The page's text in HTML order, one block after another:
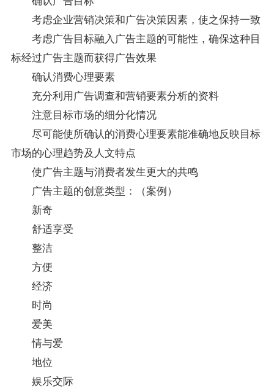
考虑企业营销决策和广告决策因素，使之保持一致
考虑广告目标融入广告主题的可能性，确保这种目
标经过广告主题而获得广告效果
确认消费心理要素
充分利用广告调查和营销要素分析的资料
注意目标市场的细分化情况
尽可能使所确认的消费心理要素能准确地反映目标
市场的心理趋势及人文特点
使广告主题与消费者发生更大的共鸣
广告主题的创意类型：（案例）
新奇
舒适享受
整洁
方便
经济
时尚
爱美
情与爱
地位
娱乐交际